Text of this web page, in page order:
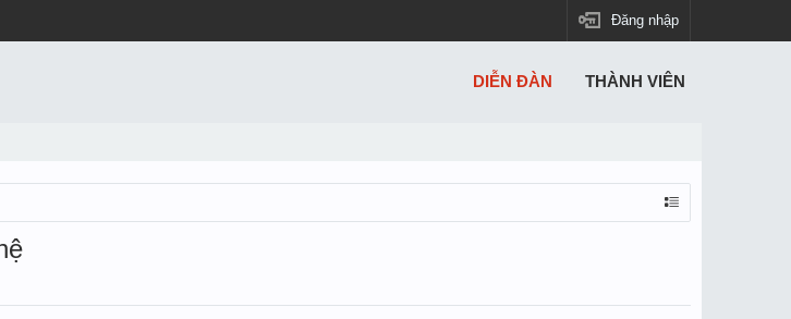
Đăng nhập
DIỄN ĐÀN THÀNH VIÊN